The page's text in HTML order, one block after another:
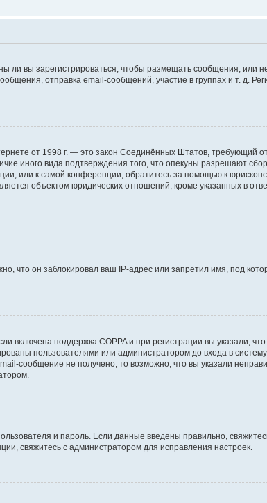
ли вы зарегистрироваться, чтобы размещать сообщения, или
отправка email-сообщений, участие в группах и т. д.
от 1998 г. — это закон Соединённых Штатов, требующий
иного вида подтверждения того, что опекуны разрешают
или к самой конференции, обратитесь за помощью к
объектом юридических отношений, кроме указанных в
что он заблокировал ваш IP-адрес или запретил имя, под
включена поддержка COPPA и при регистрации вы указали,
пользователями или администратором до входа в
сообщение не получено, то возможно, что вы указали
и пароль. Если данные введены правильно,
свяжитесь с администратором для исправления настроек.